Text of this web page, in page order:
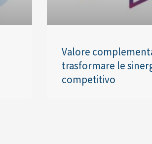
Valore
trasformare le
competitivo